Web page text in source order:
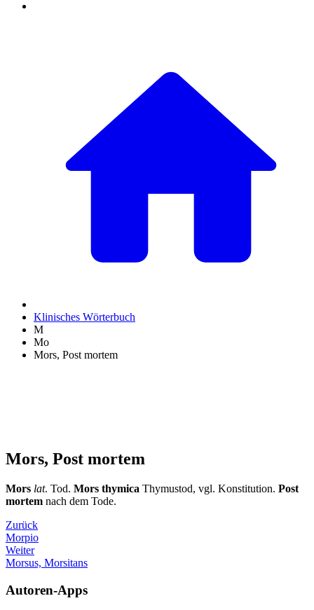
Klinisches Wörterbuch
M
Mo
Mors, Post mortem
Mors, Post mortem
Mors lat. Tod. Mors thymica Thymustod, vgl. Konstitution. Post
mortem nach dem Tode.
Zurück
Morpio
Weiter
Morsus, Morsitans
Autoren-Apps